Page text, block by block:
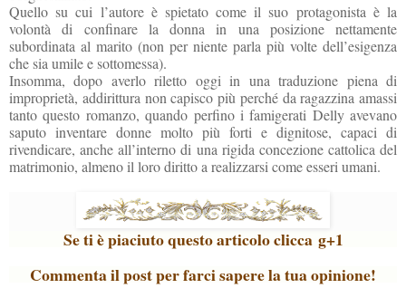
Quello su cui l’autore è spietato come il suo protagonista è la
volontà di confinare la donna in una posizione nettamente
subordinata al marito (non per niente parla più volte dell’esigenza
che sia umile e sottomessa).
Insomma, dopo averlo riletto oggi in una traduzione piena di
improprietà, addirittura non capisco più perché da ragazzina amassi
tanto questo romanzo, quando perfino i famigerati Delly avevano
saputo inventare donne molto più forti e dignitose, capaci di
rivendicare, anche all’interno di una rigida concezione cattolica del
matrimonio, almeno il loro diritto a realizzarsi come esseri umani.
Se ti è piaciuto questo articolo clicca g+1
Commenta il post per farci sapere la tua opinione!